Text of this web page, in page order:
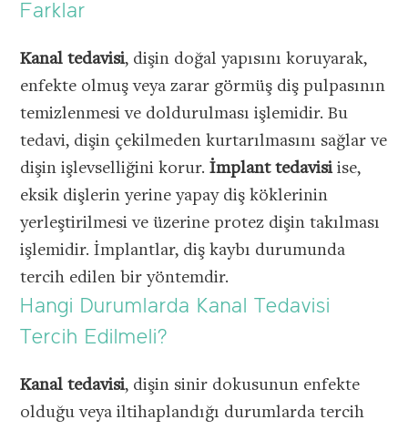
Farklar
Kanal tedavisi, dişin doğal yapısını koruyarak,
enfekte olmuş veya zarar görmüş diş pulpasının
temizlenmesi ve doldurulması işlemidir. Bu
tedavi, dişin çekilmeden kurtarılmasını sağlar ve
dişin işlevselliğini korur.İmplant tedavisiise,
eksik dişlerin yerine yapay diş köklerinin
yerleştirilmesi ve üzerine protez dişin takılması
işlemidir. İmplantlar, diş kaybı durumunda
tercih edilen bir yöntemdir.
Hangi Durumlarda Kanal Tedavisi
Tercih Edilmeli?
Kanal tedavisi, dişin sinir dokusunun enfekte
olduğu veya iltihaplandığı durumlarda tercih